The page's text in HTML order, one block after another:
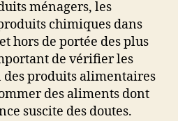
ménagers, les
chimiques dans
hors de portée des plus
de vérifier les
des produits alimentaires
des aliments dont
suscite des doutes.